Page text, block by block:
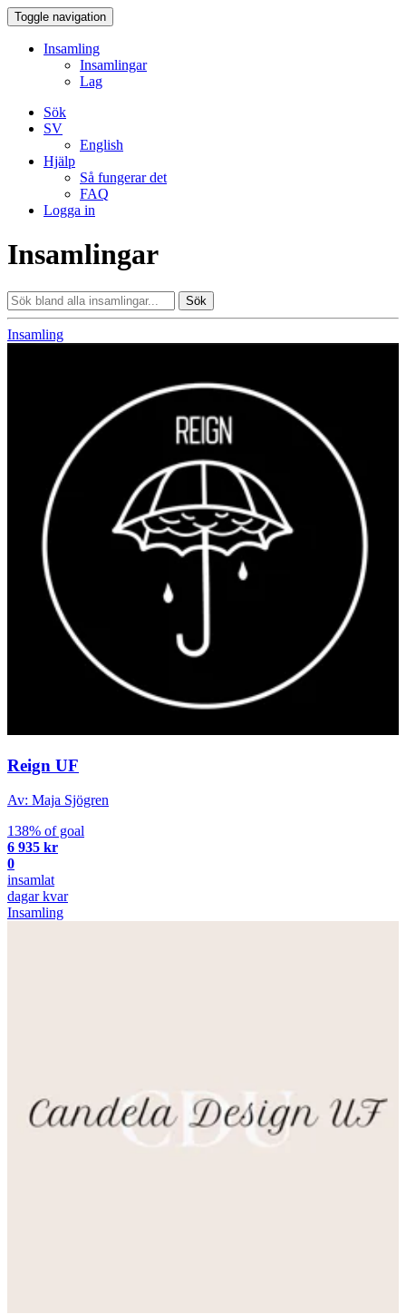
Toggle navigation
Insamling
Insamlingar
Lag
Sök
SV
English
Hjälp
Så fungerar det
FAQ
Logga in
Insamlingar
Sök
Insamling
Reign UF
Av: Maja Sjögren
138% of goal
6 935 kr
0
insamlat
dagar kvar
Insamling